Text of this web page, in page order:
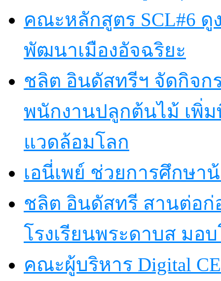
คณะหลักสูตร SCL#6 ดู
พัฒนาเมืองอัจฉริยะ
ชลิต อินดัสทรีฯ จัดกิจก
พนักงานปลูกต้นไม้ เพิ่ม
แวดล้อมโลก
เอนี่เพย์ ช่วยการศึกษา
ชลิต อินดัสทรี สานต่อก่
โรงเรียนพระดาบส มอ
คณะผู้บริหาร Digital